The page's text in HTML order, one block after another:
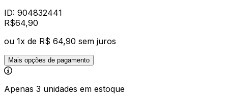
ID: 904832441
R$64,90
ou 1x de R$ 64,90 sem juros
Mais opções de pagamento
Apenas 3 unidades em estoque